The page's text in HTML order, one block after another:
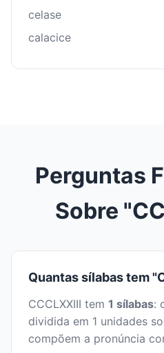
celase
calacice
Perguntas
Sobre
Quantas sílabas tem
CCCLXXIII tem 1 sílabas:
dividida em 1 unidades
compõem a pronúncia